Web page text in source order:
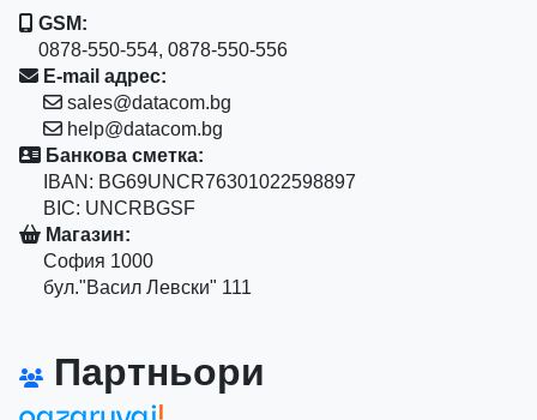
GSM:
0878-550-554, 0878-550-556
E-mail адрес:
sales@datacom.bg
help@datacom.bg
Банкова сметка:
IBAN: BG69UNCR76301022598897
BIC: UNCRBGSF
Магазин:
София 1000
бул."Васил Левски" 111
Партньори